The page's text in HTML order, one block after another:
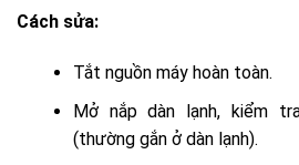
Cách sửa:
Tắt nguồn máy hoàn toàn.
Mở nắp dàn lạnh, kiểm
(thường gắn ở dàn lạnh).